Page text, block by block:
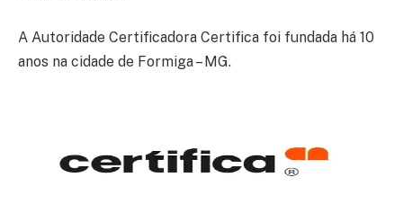
A Autoridade Certificadora Certifica foi fundada há 10
anos na cidade de Formiga – MG.